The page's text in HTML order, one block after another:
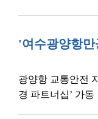
'여수광양항
광양항 교통안전
경 파트너십’ 가동